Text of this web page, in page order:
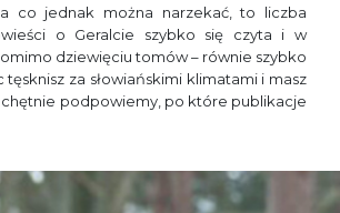
co jednak można narzekać, to liczba
o Geralcie szybko się czyta i w
dziewięciu tomów – równie szybko
tęsknisz za słowiańskimi klimatami i masz
podpowiemy, po które publikacje